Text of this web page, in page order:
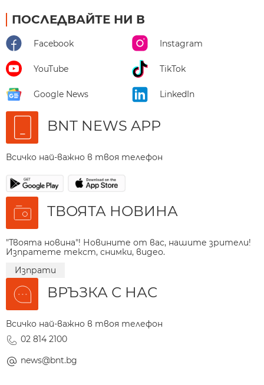
ПОСЛЕДВАЙТЕ НИ В
Facebook Instagram
YouTube TikTok
Google News LinkedIn
BNT NEWS APP
Всичко най-важно в твоя телефон
ТВОЯТА НОВИНА
"Твоята новина"! Новините от вас, нашите зрители!
Изпратете текст, снимки, видео.
Изпрати
ВРЪЗКА С НАС
Всичко най-важно в твоя телефон
02 814 2100
news@bnt.bg